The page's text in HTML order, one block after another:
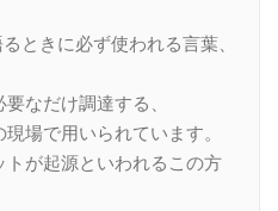
ときに必ず使われる言葉、
なだけ調達する、
場で用いられています。
が起源といわれるこの方